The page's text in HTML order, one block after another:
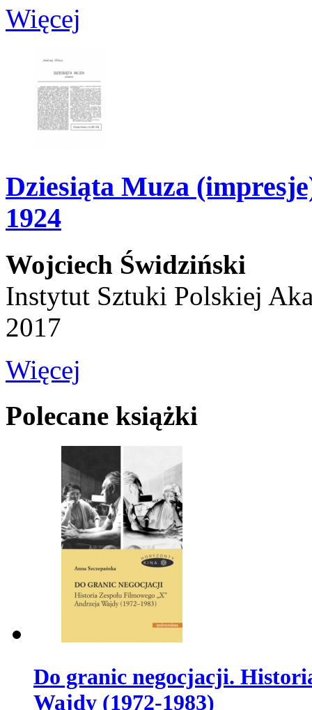
Więcej
Dziesiąta Muza
1924
Wojciech Świdziński
Instytut Sztuki Polskiej
2017
Więcej
Polecane książki
Do granic negocjacji.
Wajdy (1972-1983)